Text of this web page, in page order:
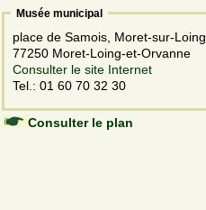
Musée municipal
place de Samois, Moret-sur-Loing
77250 Moret-Loing-et-Orvanne
Consulter le site Internet
Tel.: 01 60 70 32 30
Consulter le plan